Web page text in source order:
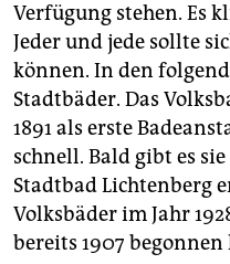
Verfügung stehen. Es
Jeder und jede sollte
können. In den
Stadtbäder. Das
1891 als erste
schnell. Bald gibt es
Stadtbad Lichtenberg
Volksbäder im Jahr
bereits 1907 begonnen